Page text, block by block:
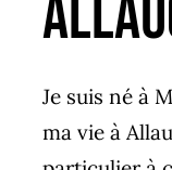
Je suis né à
ma vie à